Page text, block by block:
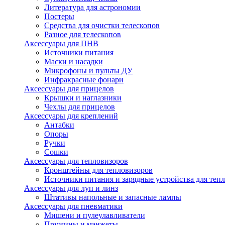
Литература для астрономии
Постеры
Средства для очистки телескопов
Разное для телескопов
Аксессуары для ПНВ
Источники питания
Маски и насадки
Микрофоны и пульты ДУ
Инфракрасные фонари
Аксессуары для прицелов
Крышки и наглазники
Чехлы для прицелов
Аксессуары для креплений
Антабки
Опоры
Ручки
Сошки
Аксессуары для тепловизоров
Кронштейны для тепловизоров
Источники питания и зарядные устройства для
Аксессуары для луп и линз
Штативы напольные и запасные лампы
Аксессуары для пневматики
Мишени и пулеулавливатели